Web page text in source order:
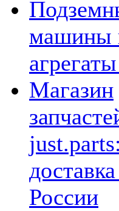
машины
Магазин
just.parts:
России